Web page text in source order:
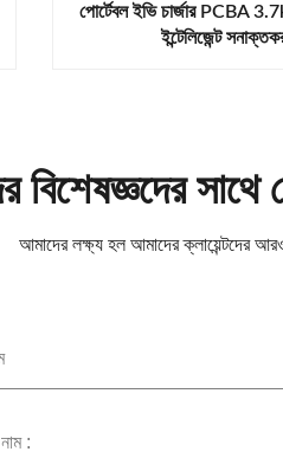
পোর্টেবল ইভি চার্জার PCBA
ইন্টেলিজেন্ট
বিশেষজ্ঞদের
আমাদের লক্ষ্য হল আমাদের ক্লায়েন্টদের